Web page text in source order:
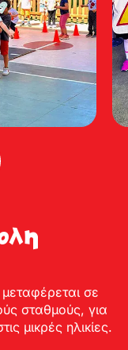
σε
σταθμούς, για
μικρές ηλικίες.